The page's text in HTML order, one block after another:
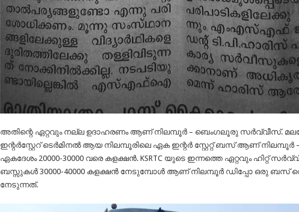
അതിന്റെ ഏറ്റവും നല്ല ഉദാഹരണം ആണ് നിലമ്പൂർ – ബെംഗലൂരു സർവ്വീസ്.
ഇന്റർസ്റ്റേറ് ടെർമിനൽ ആയ നിലമ്പൂരിലെ ഏക ഇന്റർ സ്റ്റേറ്റ് ബസ് ആണ്
ഏകദേശം 20000-30000 വരെ കളക്ഷൻ. KSRTC യുടെ ഇന്നത്തെ ഏറ്റവും ഹിറ്റ്
ബസ്സുകള്‍ 30000-40000 കളക്ഷൻ നേടുമ്പോൾ ആണ് നിലമ്പൂര്‍ ഡിപ്പോ ഒരു ബസ്
നേടുന്നത്.